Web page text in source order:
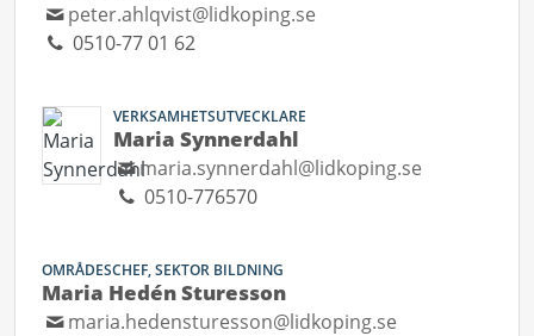
peter.ahlqvist@lidkoping.se
0510-77 01 62
VERKSAMHETSUTVECKLARE
Maria Synnerdahl
maria.synnerdahl@lidkoping.se
0510-776570
OMRÅDESCHEF, SEKTOR BILDNING
Maria Hedén Sturesson
maria.hedensturesson@lidkoping.se